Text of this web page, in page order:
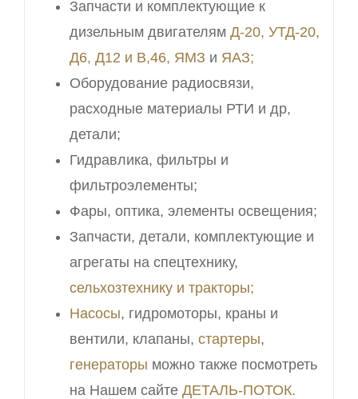
Запчасти и комплектующие к
дизельным двигателям Д-20, УТД-20,
Д6, Д12 и В,46, ЯМЗ и ЯАЗ;
Оборудование радиосвязи,
расходные материалы РТИ и др,
детали;
Гидравлика, фильтры и
фильтроэлементы;
Фары, оптика, элементы освещения;
Запчасти, детали, комплектующие и
агрегаты на спецтехнику,
сельхозтехнику и тракторы;
Насосы, гидромоторы, краны и
вентили, клапаны, стартеры,
генераторы можно также посмотреть
на Нашем сайте ДЕТАЛЬ-ПОТОК.